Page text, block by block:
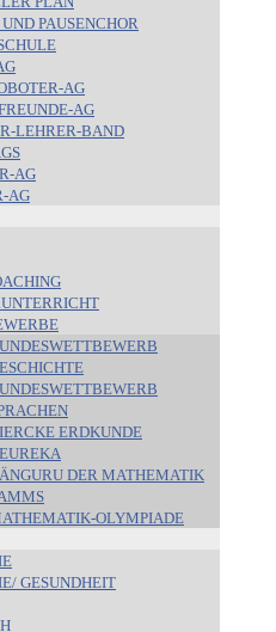
PAUSENCHOR
AG
AG
LEHRER-BAND
AG
AG
ERDKUNDE
DER MATHEMATIK
OLYMPIADE
GESUNDHEIT